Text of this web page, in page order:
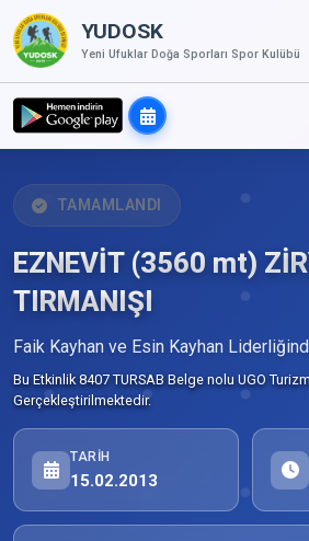
YUDOSK
Yeni Ufuklar Doğa Sporları Spor Kulübü
TAMAMLANDI
EZNEVİT (3560 mt)
TIRMANIŞI
Faik Kayhan ve Esin Kayhan
Bu Etkinlik 8407 TURSAB Belge nolu UGO
Gerçekleştirilmektedir.
TARIH
15.02.2013